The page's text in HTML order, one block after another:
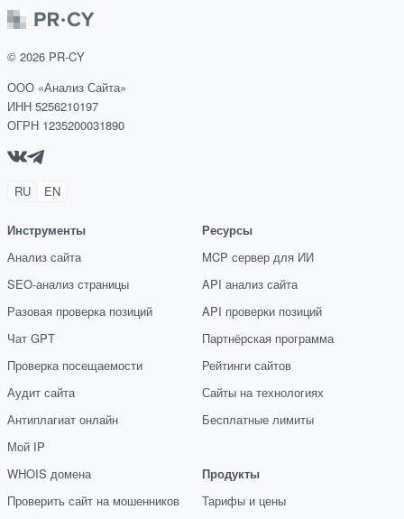
© 2026 PR-CY
ООО «Анализ Сайта»
ИНН 5256210197
ОГРН 1235200031890
RU EN
Инструменты
Анализ сайта
SEO-анализ страницы
Разовая проверка позиций
Чат GPT
Проверка посещаемости
Аудит сайта
Антиплагиат онлайн
Мой IP
WHOIS домена
Проверить сайт на мошенников
Ресурсы
MCP сервер для ИИ
API анализ сайта
API проверки позиций
Партнёрская программа
Рейтинги сайтов
Сайты на технологиях
Бесплатные лимиты
Продукты
Тарифы и цены